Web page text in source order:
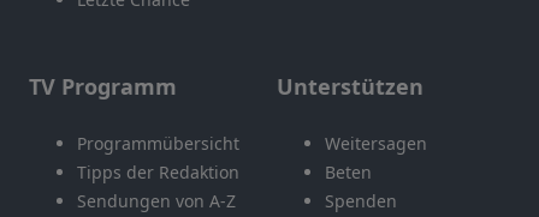
TV Programm
Programmübersicht
Tipps der Redaktion
Sendungen von A-Z
Unterstützen
Weitersagen
Beten
Spenden